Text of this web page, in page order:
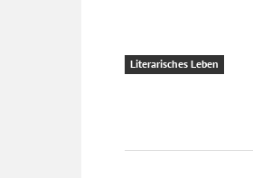
Literarisches Leben